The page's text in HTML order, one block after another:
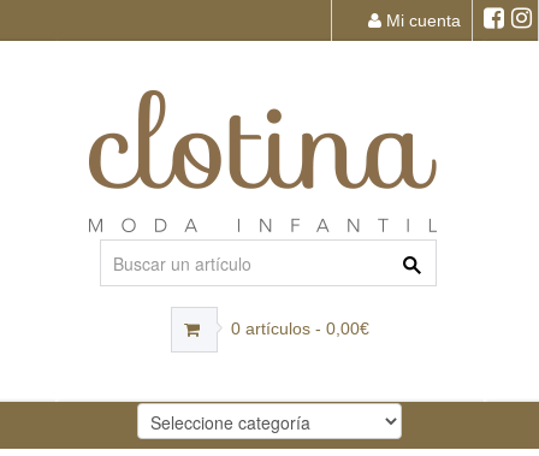
Mi cuenta
0 artículos - 0,00€